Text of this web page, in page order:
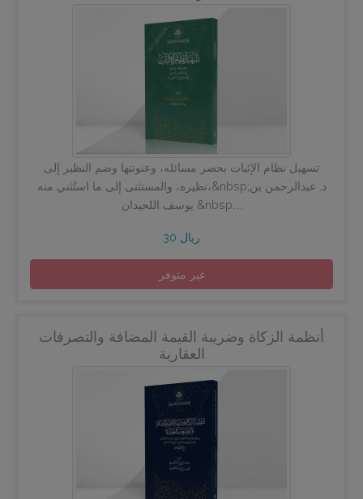
تسهيل نظام الإثبات بحصر مسائله، وعنونتها وضم النظير إلى
نظيره، والمستثنى إلى ما استُثني منه،&nbsp;د. عبدالرحمن بن
يوسف اللحيدان &nbsp;...
30 ريال
غير متوفر
أنظمة الزكاة وضريبة القيمة المضافة والتصرفات
العقارية